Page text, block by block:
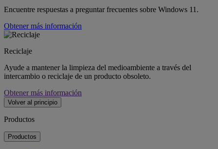
Encuentre respuestas a preguntar frecuentes sobre Windows 11.
Obtener más información
Reciclaje
Ayude a mantener la limpieza del medioambiente a través del
intercambio o reciclaje de un producto obsoleto.
Obtener más información
Volver al principio
Productos
Productos